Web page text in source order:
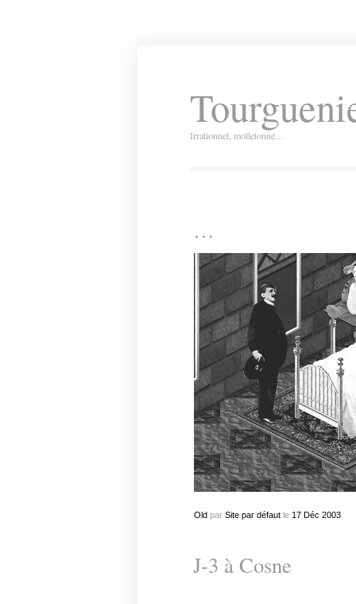
Irrationnel, molletonné…
…
Oldpar Site par défautle 17 Déc 2003
J-3 à Cosne